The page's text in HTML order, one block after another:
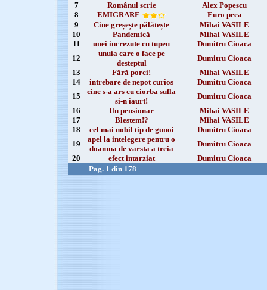
7
Românul scrie
Alex Popescu
8
EMIGRARE
Euro peea
9
Cine greșește pălătește
Mihai VASILE
10
Pandemică
Mihai VASILE
11
unei increzute cu tupeu
Dumitru Cioaca
12
unuia care o face pe
desteptul
Dumitru Cioaca
13
Fără porci!
Mihai VASILE
14
intrebare de nepot curios
Dumitru Cioaca
15
cine s-a ars cu ciorba sufla
si-n iaurt!
Dumitru Cioaca
16
Un pensionar
Mihai VASILE
17
Blestem!?
Mihai VASILE
18
cel mai nobil tip de gunoi
Dumitru Cioaca
19
apel la intelegere pentru o
doamna de varsta a treia
Dumitru Cioaca
20
efect intarziat
Dumitru Cioaca
Pag. 1 din 178